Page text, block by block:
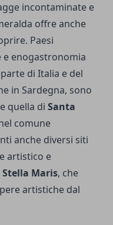
incontaminate e
offre anche
Paesi
e enogastronomia
di Italia e del
in Sardegna, sono
quella di Santa
comune
anche diversi siti
artistico e
Maris, che
artistiche dal